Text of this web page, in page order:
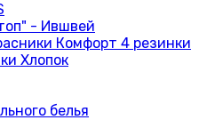
- Ившвей
Комфорт 4 резинки
Хлопок
белья